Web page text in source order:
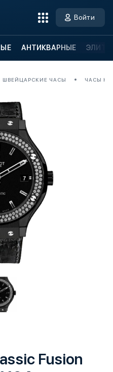
Войти
АНТИКВАРНЫЕ
ШВЕЙЦАРСКИЕ ЧАСЫ ЧАСЫ
Fusion